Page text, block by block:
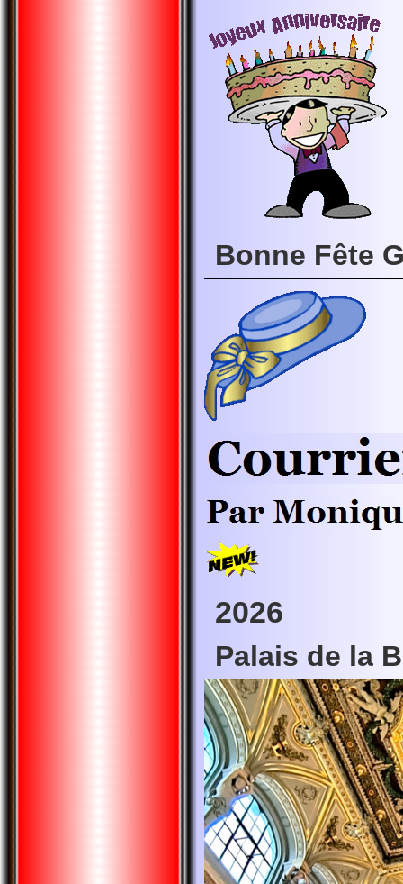
Bonne Fête
2026
Palais de la